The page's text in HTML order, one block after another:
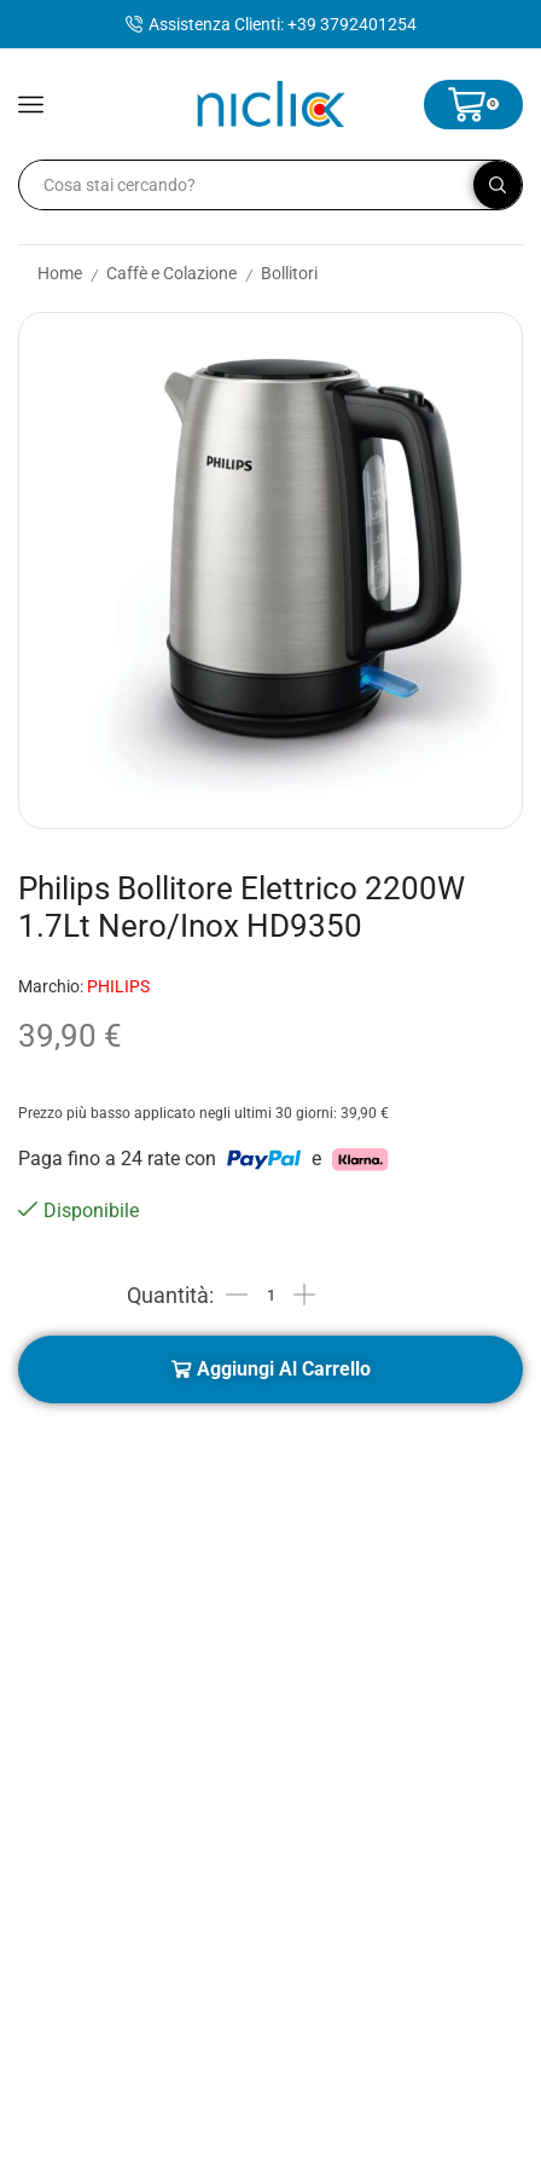
Assistenza Clienti: +39 3792401254
0
Home / Caffè e Colazione / Bollitori
Philips Bollitore Elettrico 2200W
1.7Lt Nero/Inox HD9350
Marchio: PHILIPS
39,90 €
Prezzo più basso applicato negli ultimi 30 giorni: 39,90 €
Paga fino a 24 rate con e
Disponibile
Aggiungi Al Carrello